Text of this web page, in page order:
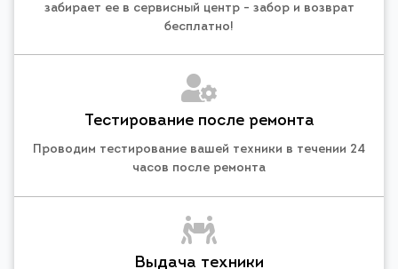
забирает ее в сервисный центр - забор и возврат
бесплатно!
Тестирование после ремонта
Проводим тестирование вашей техники в течении 24
часов после ремонта
Выдача техники